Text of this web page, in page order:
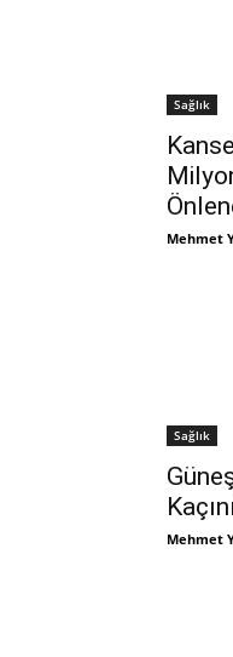
Sağlık
Mehmet
Sağlık
Mehmet